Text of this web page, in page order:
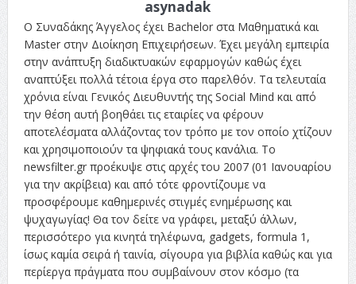
asynadak
Ο Συναδάκης Άγγελος έχει Bachelor στα Μαθηματικά και
Master στην Διοίκηση Επιχειρήσεων. Έχει μεγάλη εμπειρία
στην ανάπτυξη διαδικτυακών εφαρμογών καθώς έχει
αναπτύξει πολλά τέτοια έργα στο παρελθόν. Τα τελευταία
χρόνια είναι Γενικός Διευθυντής της Social Mind και από
την θέση αυτή βοηθάει τις εταιρίες να φέρουν
αποτελέσματα αλλάζοντας τον τρόπο με τον οποίο χτίζουν
και χρησιμοποιούν τα ψηφιακά τους κανάλια. Το
newsfilter.gr προέκυψε στις αρχές του 2007 (01 Ιανουαρίου
για την ακρίβεια) και από τότε φροντίζουμε να
προσφέρουμε καθημερινές στιγμές ενημέρωσης και
ψυχαγωγίας! Θα τον δείτε να γράφει, μεταξύ άλλων,
περισσότερο για κινητά τηλέφωνα, gadgets, formula 1,
ίσως καμία σειρά ή ταινία, σίγουρα για βιβλία καθώς και για
περίεργα πράγματα που συμβαίνουν στον κόσμο (τα